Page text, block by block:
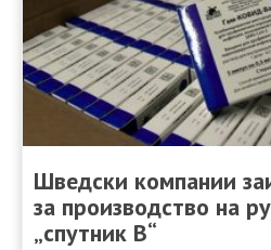
Шведски компании
за производство на
„спутник В“